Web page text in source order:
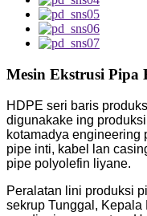
Mesin Ekstrusi Pipa
HDPE seri baris
digunakake ing
kotamadya engineering
pipe inti, kabel lan
pipe polyolefin liyane.
Peralatan lini produksi
sekrup Tunggal, Kepala